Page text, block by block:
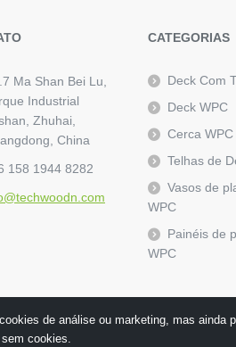
Ma Shan Bei Lu,
Industrial
Zhuhai,
China
158 1944 8282
CATEGORIAS
Deck Com
Deck WPC
Cerca WPC
Telhas de
Vasos de
WPC
Painéis de
WPC
de análise ou marketing, mas
sem cookies.